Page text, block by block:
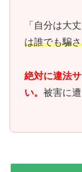
「自分は大
は誰でも騙
絶対に違法
い。 被害に